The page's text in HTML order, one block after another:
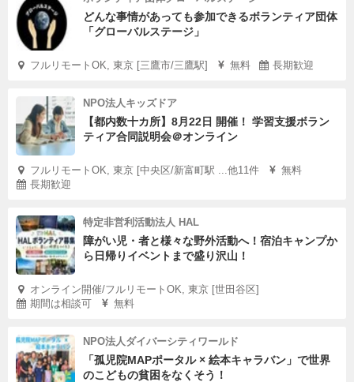
どんな事情があっても参加できるボランティア団体
「グローバルステージ」
フルリモートOK, 東京 [三鷹市/三鷹駅] 無料 長期歓迎
NPO法人キッズドア
【都内数十カ所】8月22日 開催！ 学習支援ボラン
ティア合同説明会＠オンライン
フルリモートOK, 東京 [中央区/新富町駅 ...他11件
無料
長期歓迎
特定非営利活動法人 HAL
障がい児・者と様々な野外活動へ！宿泊キャンプか
ら日帰りイベントまで盛り沢山！
オンライン開催/フルリモートOK, 東京 [世田谷区]
期間は相談可
無料
NPO法人ダイバーシティワールド
「孤児院MAPポータル × 絵本キャラバン」で世界
のこどもの貧困をなくそう！